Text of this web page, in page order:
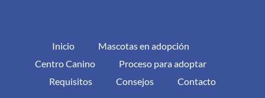
Inicio
Mascotas en adopción
Centro Canino
Proceso para adoptar
Requisitos
Consejos Contacto